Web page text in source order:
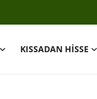
KISSADAN HİSSE